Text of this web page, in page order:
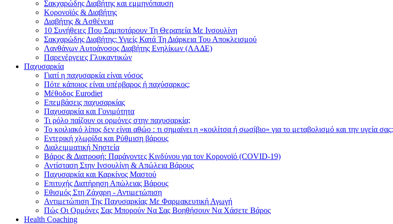
Σακχαρώδης Διαβήτης και εμμηνόπαυση
Κορονοϊός & Διαβήτης
Διαβήτης & Ασθένεια
10 Συνήθειες Που Σαμποτάρουν Τη Θεραπεία Με Ινσουλίνη
Σακχαρώδης Διαβήτης: Υγιείς Κατά Τη Διάρκεια Του Αποκλεισμού
Λανθάνων Αυτοάνοσος Διαβήτης Ενηλίκων (ΛΑΔΕ)
Παρενέργειες Γλυκαντικών
Παχυσαρκία
Γιατί η παχυσαρκία είναι νόσος
Πότε κάποιος είναι υπέρβαρος ή παχύσαρκος;
Μέθοδος Eurodiet
Επεμβάσεις παχυσαρκίας
Παχυσαρκία και Γονιμότητα
Τι ρόλο παίζουν οι ορμόνες στην παχυσαρκία;
Το κοιλιακό λίπος δεν είναι αθώο : τι σημαίνει η «κοιλίτσα ή σωσίβιο» για το μεταβολισμό και την υγεία σας;
Εντερική χλωρίδα και Ρύθμιση βάρους
Διαλειμματική Νηστεία
Βάρος & Διατροφή: Παράγοντες Κινδύνου για τον Κορονοϊό (COVID-19)
Αντίσταση Στην Ινσουλίνη & Απώλεια Βάρους
Παχυσαρκία και Καρκίνος Μαστού
Επιτυχής Διατήρηση Απώλειας Βάρους
Εθισμός Στη Ζάχαρη - Αντιμετώπιση
Αντιμετώπιση Της Παχυσαρκίας Με Φαρμακευτική Αγωγή
Πώς Οι Ορμόνες Σας Μπορούν Να Σας Βοηθήσουν Να Χάσετε Βάρος
Health Coaching